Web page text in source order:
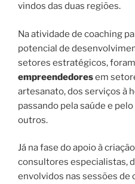
vindos das duas regiões.
Na atividade de coaching
potencial de
setores estratégicos,
empreendedoresem
artesanato, dos serviços à
passando pela saúde e
outros.
Já na fase do apoio à
consultores especialistas,
envolvidos nas sessões de